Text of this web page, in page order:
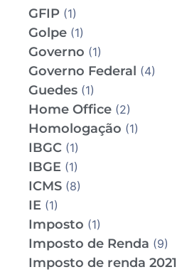
GFIP (1)
Golpe (1)
Governo (1)
Governo Federal (4)
Guedes (1)
Home Office (2)
Homologação (1)
IBGC (1)
IBGE (1)
ICMS (8)
IE (1)
Imposto (1)
Imposto de Renda (9)
Imposto de renda 2021